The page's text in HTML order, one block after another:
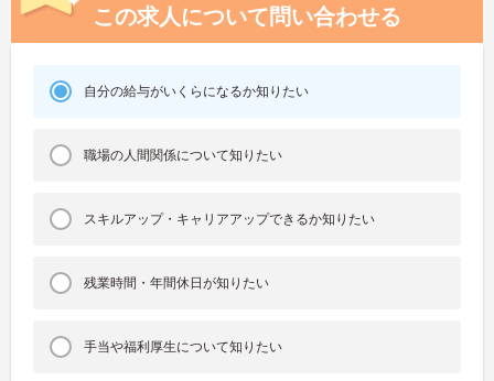
この求人について問い合わせる
自分の給与がいくらになるか知りたい
職場の人間関係について知りたい
スキルアップ・キャリアアップできるか知りたい
残業時間・年間休日が知りたい
手当や福利厚生について知りたい